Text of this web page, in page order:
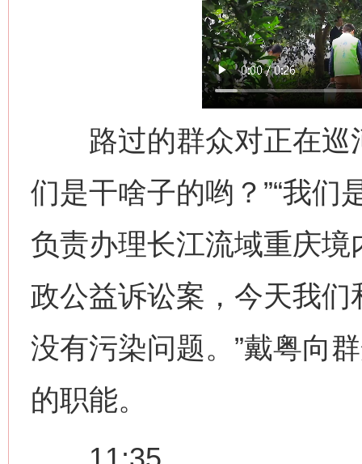
路过的群众对正在巡
们是干啥子的哟？”“我们
负责办理长江流域重庆
政公益诉讼案，今天我
没有污染问题。”戴粤向
的职能。